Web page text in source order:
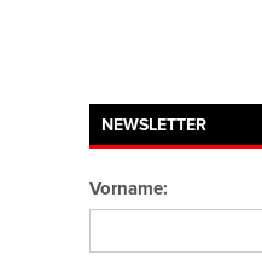
NEWSLETTER
Vorname: